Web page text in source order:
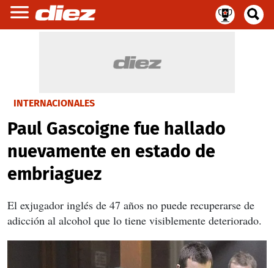
INTERNACIONALES
Paul Gascoigne fue hallado
nuevamente en estado de
embriaguez
El exjugador inglés de 47 años no puede recuperarse de
adicción al alcohol que lo tiene visiblemente deteriorado.